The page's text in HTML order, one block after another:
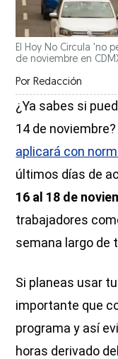
El Hoy No Circula 'no
de noviembre en
Por Redacción
¿Ya sabes si
14 de noviembre?
aplicará con
últimos días de
16 al 18 de
trabajadores
semana largo de
Si planeas usar
importante que
programa y así
horas derivado